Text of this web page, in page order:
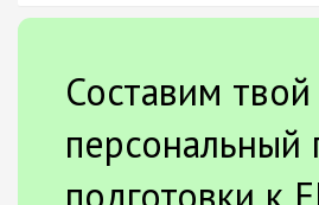
Составим твой
персональный